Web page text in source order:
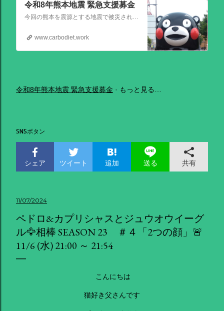
令和8年熊本地震 緊急支援募金
今回の熊本を震源とする地震で被災された皆さままだまだ余震も続き大変な時間を過ごされていると思います。心よりお見舞い申し上げます
www.carbodiet.work
令和8年熊本地震 緊急支援募金 もっと見る…
SNSボタン
シェア ツイート 追加 送る 共有
11/07/2024
ペドロ&カプリシャスとジュウオウイーグ
ル🦅相棒 SEASON 23 ＃４「2つの顔」🚨
11/6 (水) 21:00 ～ 21:54
こんにちは
猫好き父さんです